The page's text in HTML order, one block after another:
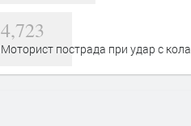
4,723
Моторист пострада при удар с кола